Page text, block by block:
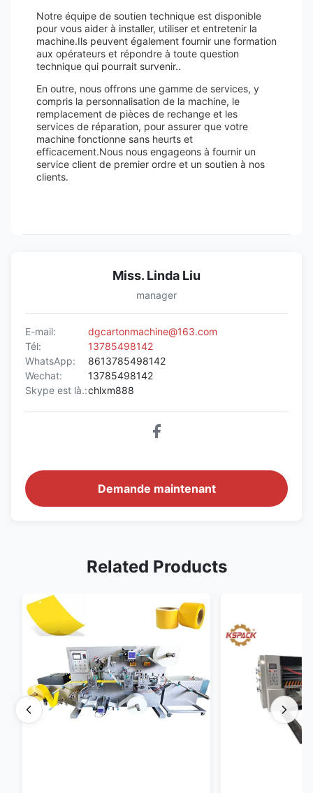
Notre équipe de soutien technique est disponible
pour vous aider à installer, utiliser et entretenir la
machine.Ils peuvent également fournir une formation
aux opérateurs et répondre à toute question
technique qui pourrait survenir..
En outre, nous offrons une gamme de services, y
compris la personnalisation de la machine, le
remplacement de pièces de rechange et les
services de réparation, pour assurer que votre
machine fonctionne sans heurts et
efficacement.Nous nous engageons à fournir un
service client de premier ordre et un soutien à nos
clients.
Miss. Linda Liu
manager
E-mail:
dgcartonmachine@163.com
Tél:
13785498142
WhatsApp:
8613785498142
Wechat:
13785498142
Skype est là.:chlxm888
Demande maintenant
Related Products